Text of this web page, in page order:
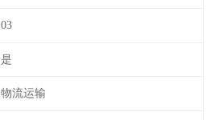
03
是
物流运输